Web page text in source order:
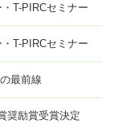
T-PIRCセミナー
T-PIRCセミナー
最前線
奨励賞受賞決定